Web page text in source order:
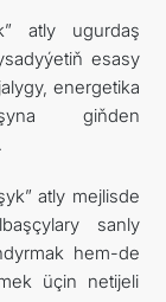
atly ugurdaş
esasy
energetika
giňden
atly mejlisde
sanly
hem-de
üçin netijeli